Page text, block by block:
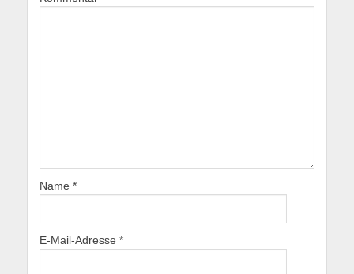
Name *
E-Mail-Adresse *